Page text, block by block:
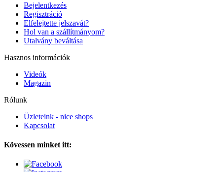
Bejelentkezés
Regisztráció
Elfelejtette jelszavát?
Hol van a szállítmányom?
Utalvány beváltása
Hasznos információk
Videók
Magazin
Rólunk
Üzleteink - nice shops
Kapcsolat
Kövessen minket itt: